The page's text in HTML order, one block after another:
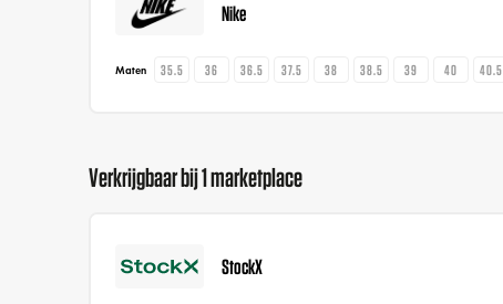
Nike
Maten 35.5 36 36.5 37.5 38 38.5 39 40 40.5
Verkrijgbaar bij 1 marketplace
StockX